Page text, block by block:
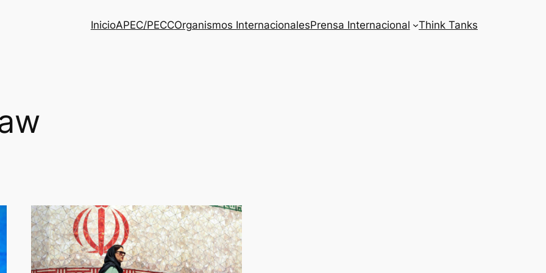
InicioAPEC/PECCOrganismos InternacionalesPrensa Internacional Think Tanks